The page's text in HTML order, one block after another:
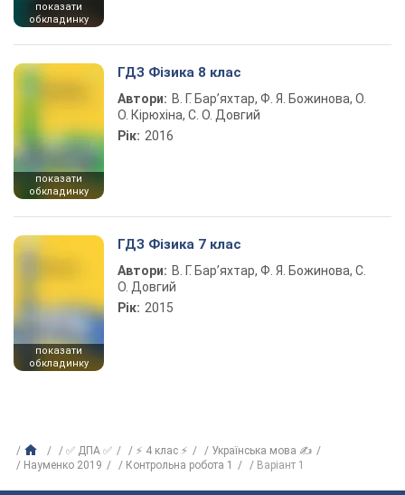
показати
обкладинку
показати
обкладинку
ГДЗ Фізика 8 клас
Автори: В. Г. Бар’яхтар, Ф. Я. Божинова, О.
О. Кірюхіна, С. О. Довгий
Рік: 2016
показати
обкладинку
ГДЗ Фізика 7 клас
Автори: В. Г. Бар’яхтар, Ф. Я. Божинова, С.
О. Довгий
Рік: 2015
✅ ДПА ✅ ⚡ 4 клас ⚡
Українська мова ✍
Науменко 2019
Контрольна робота 1 Варіант 1